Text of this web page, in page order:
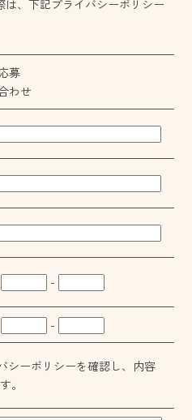
、下記プライバシーポリシー
募
わせ
-
-
シーポリシーを確認し、内容
。